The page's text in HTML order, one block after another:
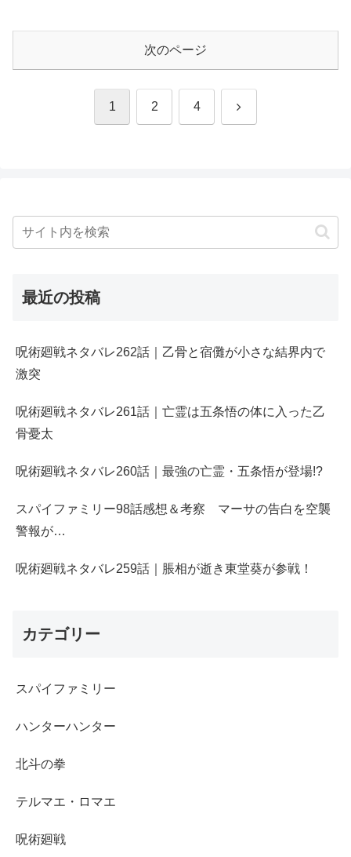
次のページ
1 2 4 次
最近の投稿
呪術廻戦ネタバレ262話｜乙骨と宿儺が小さな結界内で
激突
呪術廻戦ネタバレ261話｜亡霊は五条悟の体に入った乙
骨憂太
呪術廻戦ネタバレ260話｜最強の亡霊・五条悟が登場!?
スパイファミリー98話感想＆考察 マーサの告白を空襲
警報が…
呪術廻戦ネタバレ259話｜脹相が逝き東堂葵が参戦！
カテゴリー
スパイファミリー
ハンターハンター
北斗の拳
テルマエ・ロマエ
呪術廻戦